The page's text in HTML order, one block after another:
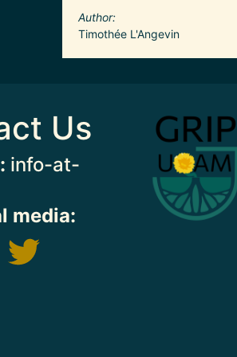
Author
Timothée L'Angevin
Us
info-at-
media:
Image